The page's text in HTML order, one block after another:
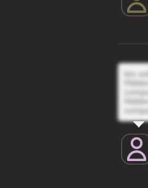
tes